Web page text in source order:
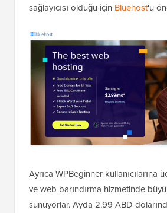
sağlayıcısı olduğu için Bluehost'u
Ayrıca WPBeginner kullanıcılarına
ve web barındırma hizmetinde
sunuyorlar. Ayda 2,99 ABD